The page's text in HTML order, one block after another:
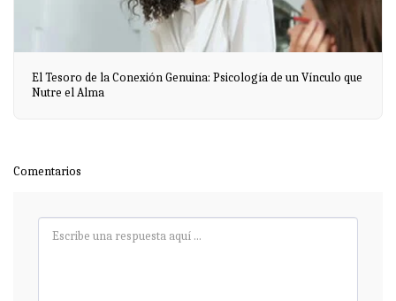
El Tesoro de la Conexión Genuina: Psicología de un Vínculo que
Nutre el Alma
Comentarios